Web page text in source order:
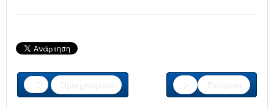
Προηγούμενο Επόμενο